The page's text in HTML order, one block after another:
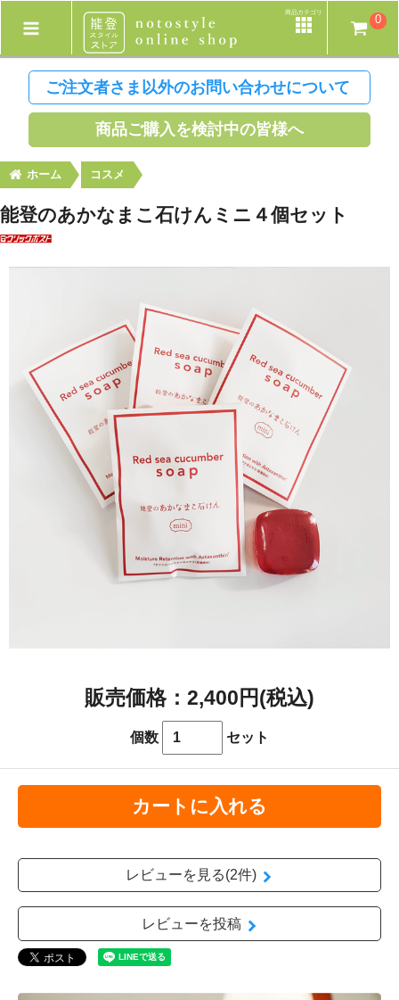
商品カテゴリ
0
ご注文者さま以外のお問い合わせについて
商品ご購入を検討中の皆様へ
ホーム コスメ
能登のあかなまこ石けんミニ４個セット
2,400円(税込)
個数 セット
カートに入れる
レビューを見る(2件)
レビューを投稿